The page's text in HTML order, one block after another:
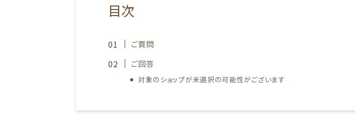
目次
ご質問
ご回答
対象のショップが未選択の可能性がございます